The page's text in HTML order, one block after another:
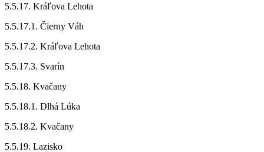
5.5.17. Kráľova Lehota
5.5.17.1. Čierny Váh
5.5.17.2. Kráľova Lehota
5.5.17.3. Svarín
5.5.18. Kvačany
5.5.18.1. Dlhá Lúka
5.5.18.2. Kvačany
5.5.19. Lazisko